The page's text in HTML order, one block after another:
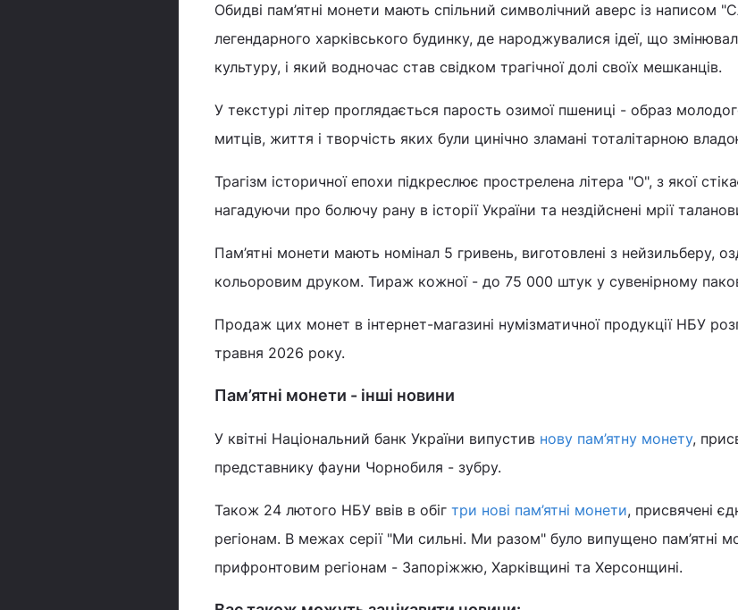
Обидві пам’ятні монети мають спільний символічний аверс із написом
легендарного харківського будинку, де народжувалися ідеї, що
культуру, і який водночас став свідком трагічної долі своїх мешканців.
У текстурі літер проглядається парость озимої пшениці - образ
митців, життя і творчість яких були цинічно зламані тоталітарною
Трагізм історичної епохи підкреслює прострелена літера "О", з якої
нагадуючи про болючу рану в історії України та нездійснені мрії
Пам’ятні монети мають номінал 5 гривень, виготовлені з нейзильберу,
кольоровим друком. Тираж кожної - до 75 000 штук у сувенірному
Продаж цих монет в інтернет-магазині нумізматичної продукції НБУ
травня 2026 року.
Пам’ятні монети - інші новини
У квітні Національний банк України випустив нову пам’ятну монету,
представнику фауни Чорнобиля - зубру.
Також 24 лютого НБУ ввів в обіг три нові пам’ятні монети, присвячені
регіонам. В межах серії "Ми сильні. Ми разом" було випущено пам’ятні
прифронтовим регіонам - Запоріжжю, Харківщині та Херсонщині.